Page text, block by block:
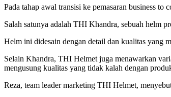
Pada tahap awal transisi ke pemasaran business
Salah satunya adalah THI Khandra, sebuah helm
Helm ini didesain dengan detail dan kualitas yang
Selain Khandra, THI Helmet juga menawarkan
mengusung kualitas yang tidak kalah dengan
Reza, team leader marketing THI Helmet,